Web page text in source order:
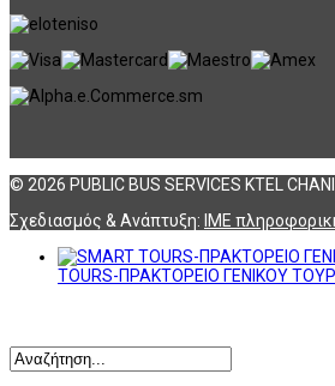
© 2026 PUBLIC BUS SERVICES KTEL
Σχεδιασμός & Ανάπτυξη: ΙΜΕ
TOURS-ΠΡΑΚΤΟΡΕΙΟ ΓΕΝΙΚΟΥ